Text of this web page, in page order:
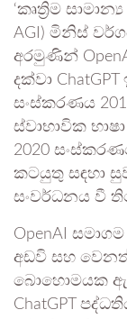
‘කෘත්‍රිම
AGI) මිනිස්
අරමුණින්
දක්වා
සංස්කරණය
ස්වාභාවික
2020
කටයුතු සඳහා
සංවර්ධනය වී
OpenAI
අඩවි සහ
බොහොමයක ඇති
ChatGPT